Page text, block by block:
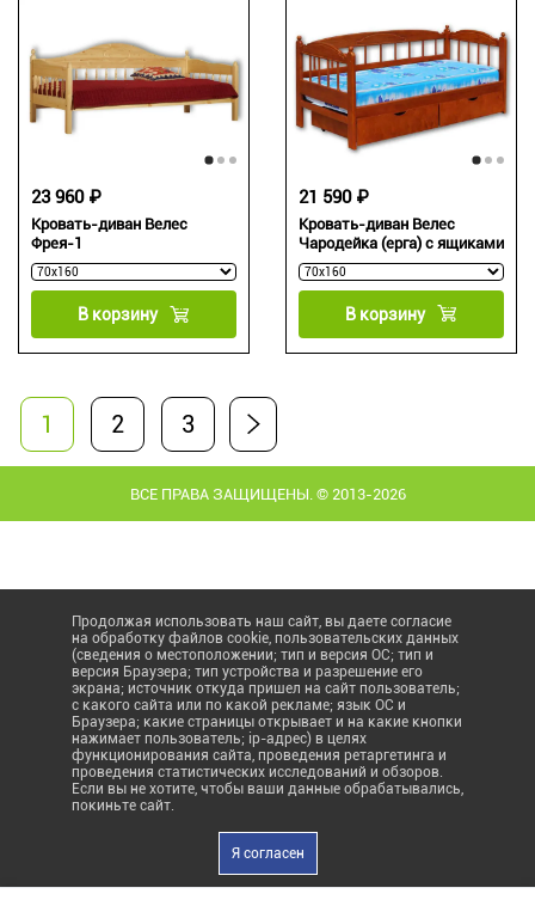
Кровать-диван Велес
Фрея-1
23 960 ₽
В корзину
Кровать-диван Велес
Чародейка (ерга) с ящиками
21 590 ₽
В корзину
1 2 3
ВСЕ ПРАВА ЗАЩИЩЕНЫ. © 2013-2026
Продолжая использовать наш сайт, вы даете согласие
на обработку файлов cookie, пользовательских данных
(сведения о местоположении; тип и версия ОС; тип и
версия Браузера; тип устройства и разрешение его
экрана; источник откуда пришел на сайт пользователь;
с какого сайта или по какой рекламе; язык ОС и
Браузера; какие страницы открывает и на какие кнопки
нажимает пользователь; ip-адрес) в целях
функционирования сайта, проведения ретаргетинга и
проведения статистических исследований и обзоров.
Если вы не хотите, чтобы ваши данные обрабатывались,
покиньте сайт.
Я согласен